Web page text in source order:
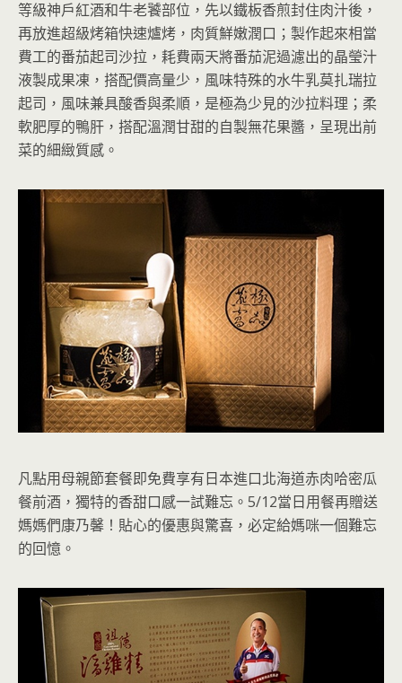
等級神戶紅酒和牛老饕部位，先以鐵板香煎封住肉汁後，
再放進超級烤箱快速爐烤，肉質鮮嫩潤口；製作起來相當
費工的番茄起司沙拉，耗費兩天將番茄泥過濾出的晶瑩汁
液製成果凍，搭配價高量少，風味特殊的水牛乳莫扎瑞拉
起司，風味兼具酸香與柔順，是極為少見的沙拉料理；柔
軟肥厚的鴨肝，搭配溫潤甘甜的自製無花果醬，呈現出前
菜的細緻質感。
凡點用母親節套餐即免費享有日本進口北海道赤肉哈密瓜
餐前酒，獨特的香甜口感一試難忘。5/12當日用餐再贈送
媽媽們康乃馨！貼心的優惠與驚喜，必定給媽咪一個難忘
的回憶。